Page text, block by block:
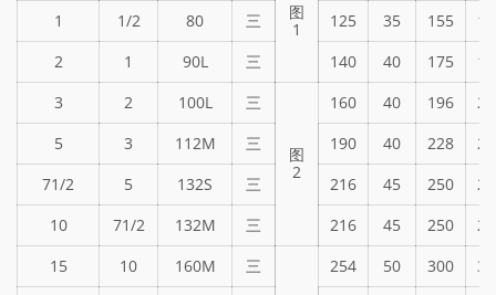
图
1
1
1/2 80 三 125 35 155
2
1 90L 三 140 40 175
3
2 100L 三
图
2
160 40 196
5
3 112M 三 190 40 228
71/2
5 132S 三 216 45 250
10
71/2 132M 三 216 45 250
15
10 160M 三 254 50 300